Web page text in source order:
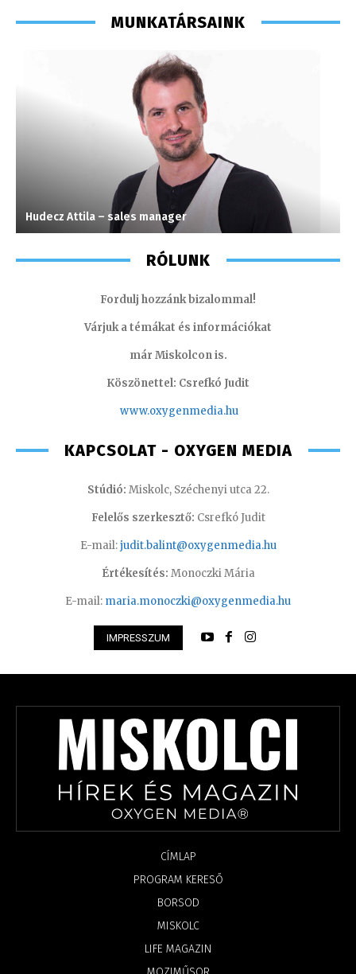
MUNKATÁRSAINK
Hudecz Attila – sales manager
RÓLUNK
Fordulj hozzánk bizalommal!
Várjuk a témákat és információkat
már Miskolcon is.
Köszönettel: Csrefkó Judit
www.oxygenmedia.hu
KAPCSOLAT - OXYGEN MEDIA
Stúdió: Miskolc, Széchenyi utca 22.
Felelős szerkesztő: Csrefkó Judit
E-mail:judit.balint@oxygenmedia.hu
Értékesítés: Monoczki Mária
E-mail: maria.monoczki@oxygenmedia.hu
IMPRESSZUM
CÍMLAP
PROGRAM KERESŐ
BORSOD
MISKOLC
LIFE MAGAZIN